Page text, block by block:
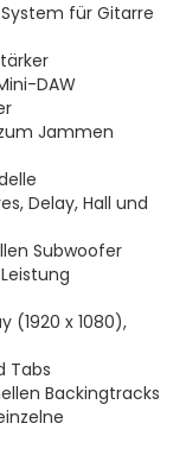
für Gitarre
DAW
Jammen
Delay, Hall und
Subwoofer
(1920 x 1080),
Tabs
Backingtracks